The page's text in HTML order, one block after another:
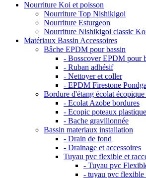
Nourriture Koi et poisson
Nourriture Top Nishikigoi
Nourriture Esturgeon
Nourriture Nishikigoi classic
Matériaux Bassin Accessoires
Bâche EPDM pour bassin
- Bosscover EPDM pour
- Ruban adhésif
- Nettoyer et coller
- EPDM Firestone
Bordure d'étang écolat écopique
- Ecolat Azobe bordures
- Ecopic poteaux
- Bache gravillonnée
Bassin materiaux installation
- Drain de fond
- Drainage et accessoires
Tuyau pvc flexible et
- Tuyau pvc
- tuyau pvc flexible